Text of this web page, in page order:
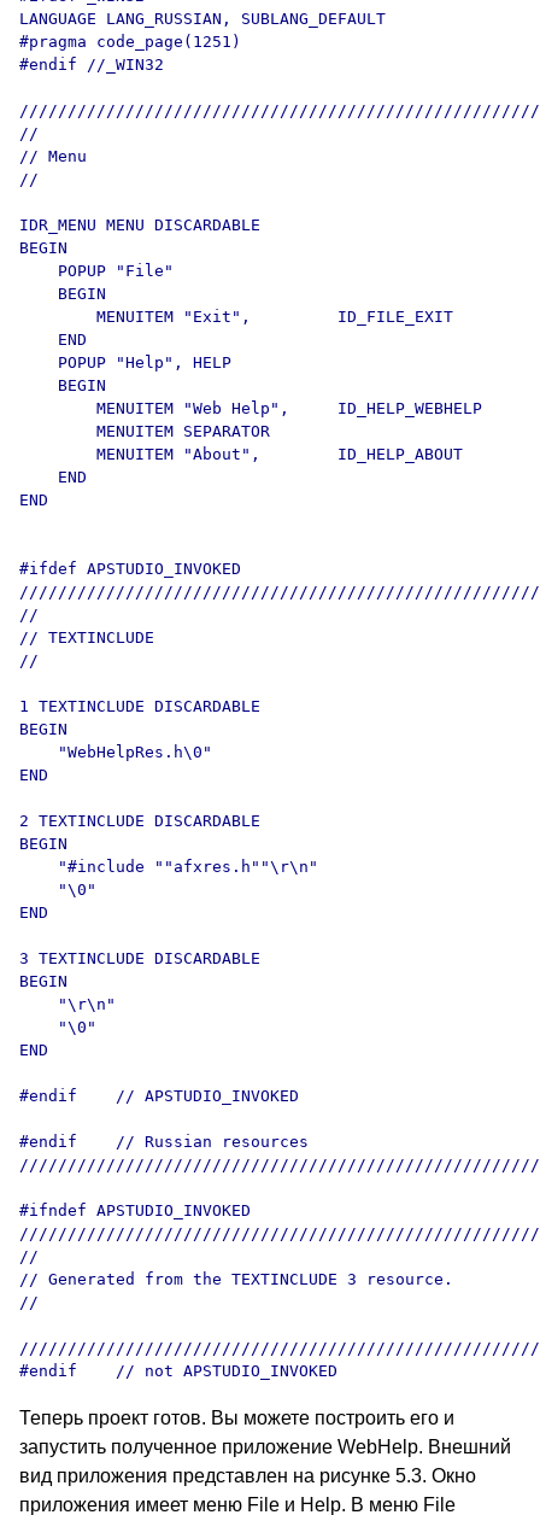
LANGUAGE LANG_RUSSIAN, SUBLANG_DEFAULT
#pragma code_page(1251)
#endif //_WIN32
//
// Menu
//
IDR_MENU MENU DISCARDABLE
BEGIN
    POPUP "File"
    BEGIN
        MENUITEM "Exit",         ID_FILE_EXIT
    END
    POPUP "Help", HELP
    BEGIN
        MENUITEM "Web Help",     ID_HELP_WEBHELP
        MENUITEM SEPARATOR
        MENUITEM "About",        ID_HELP_ABOUT
    END
END
#ifdef APSTUDIO_INVOKED
//
// TEXTINCLUDE
//
1 TEXTINCLUDE DISCARDABLE
BEGIN
    "WebHelpRes.h\0"
END
2 TEXTINCLUDE DISCARDABLE
BEGIN
    "#include ""afxres.h""\r\n"
    "\0"
END
3 TEXTINCLUDE DISCARDABLE
BEGIN
    "\r\n"
    "\0"
END
#endif    // APSTUDIO_INVOKED
#endif    // Russian resources
#ifndef APSTUDIO_INVOKED
//
// Generated from the TEXTINCLUDE 3 resource.
//
Теперь проект готов. Вы можете построить его и
запустить полученное приложение WebHelp. Внешний
вид приложения представлен на рисунке 5.3. Окно
приложения имеет меню File и Help. В меню File